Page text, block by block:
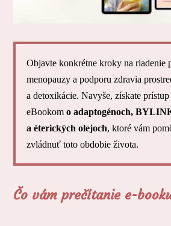
Objavte konkrétne kroky na riadenie
menopauzy a podporu zdravia
a detoxikácie. Navyše, získate
eBookom o adaptogénoch,
a éterických olejoch, ktoré vám
zvládnuť toto obdobie života.
Čo vám prečítanie e-